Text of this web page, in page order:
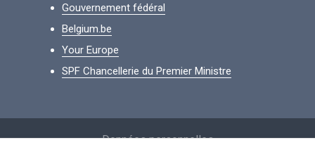
Gouvernement fédéral
Belgium.be
Your Europe
SPF Chancellerie du Premier Ministre
Données personnelles